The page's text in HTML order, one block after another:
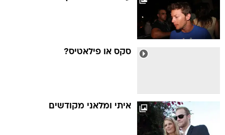
סקס או פילאטיס?
איתי ומלאני מקודשים